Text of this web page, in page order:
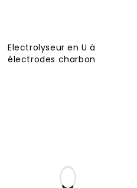
Electrolyseur en U à
électrodes charbon